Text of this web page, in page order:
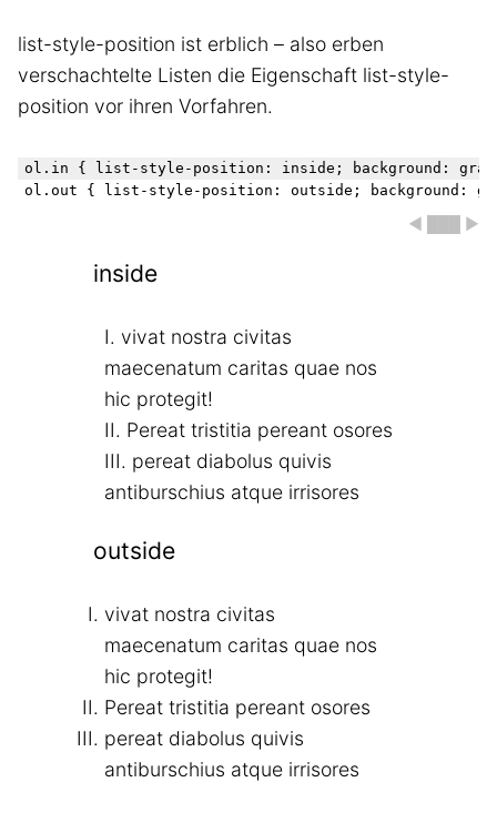
list-style-position ist erblich – also erben
verschachtelte Listen die Eigenschaft list-style-
position vor ihren Vorfahren.
ol.in { list-style-position: inside; background:
◀ ███ ▶
inside
vivat nostra civitas
maecenatum caritas quae nos
hic protegit!
Pereat tristitia pereant osores
pereat diabolus quivis
antiburschius atque irrisores
outside
vivat nostra civitas
maecenatum caritas quae nos
hic protegit!
Pereat tristitia pereant osores
pereat diabolus quivis
antiburschius atque irrisores